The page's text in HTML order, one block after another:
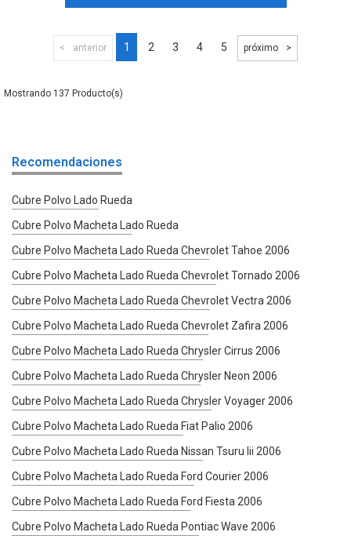
anterior 1 2 3 4 5 próximo
137
Recomendaciones
Cubre Polvo Lado Rueda
Cubre Polvo Macheta Lado Rueda
Cubre Polvo Macheta Lado Rueda Chevrolet Tahoe 2006
Cubre Polvo Macheta Lado Rueda Chevrolet Tornado 2006
Cubre Polvo Macheta Lado Rueda Chevrolet Vectra 2006
Cubre Polvo Macheta Lado Rueda Chevrolet Zafira 2006
Cubre Polvo Macheta Lado Rueda Chrysler Cirrus 2006
Cubre Polvo Macheta Lado Rueda Chrysler Neon 2006
Cubre Polvo Macheta Lado Rueda Chrysler Voyager 2006
Cubre Polvo Macheta Lado Rueda Fiat Palio 2006
Cubre Polvo Macheta Lado Rueda Nissan Tsuru Iii 2006
Cubre Polvo Macheta Lado Rueda Ford Courier 2006
Cubre Polvo Macheta Lado Rueda Ford Fiesta 2006
Cubre Polvo Macheta Lado Rueda Pontiac Wave 2006